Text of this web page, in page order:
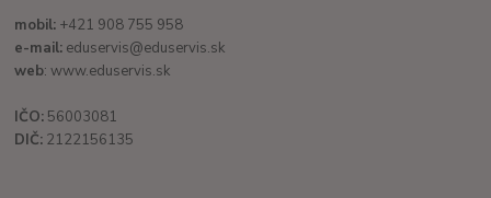
mobil: +421 908 755 958
e-mail: eduservis@eduservis.sk
web: www.eduservis.sk
IČO: 56003081
DIČ: 2122156135